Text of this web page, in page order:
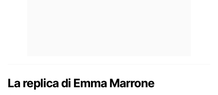
La replica di Emma Marrone